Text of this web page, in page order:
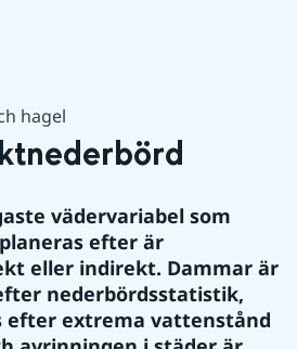
hagel
vädervariabel som
efter är
eller indirekt. Dammar är
nederbördsstatistik,
efter extrema vattenstånd